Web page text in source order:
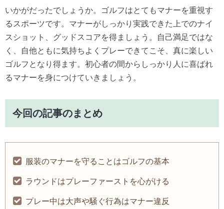
いかがだったでしょうか。ゴルフはとてもマナーを重視す
るスポーツです。マナーがしっかり実践できた上でのナイ
スショット、グッドスコアを得ましょう。自己満足ではな
く、自他ともに気持ちよくプレーできてこそ、真に楽しい
ゴルフとなり得ます。初心者の間からしっかり人に喜ばれ
るマナーを身につけていきましょう。
今回の記事のまとめ
服装のマナーを守ることはゴルフの基本
ラウンドはプレーファーストを心がける
プレー中は大声や騒ぐ行為はマナー違反